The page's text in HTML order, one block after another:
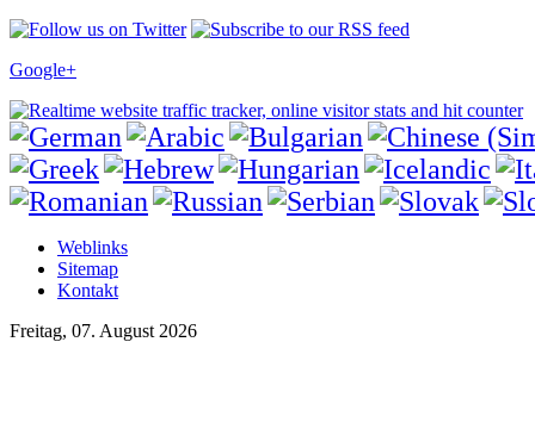
Google+
Weblinks
Sitemap
Kontakt
Freitag, 07. August 2026